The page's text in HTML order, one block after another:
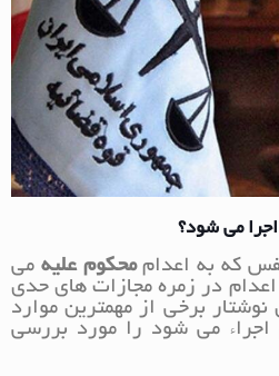
می شود؟
که به اعداممحکوم علیه می
اعدام در زمره مجازات های حدی
نوشتار برخی از مهمترین موارد
اجراء می شود را مورد بررسی